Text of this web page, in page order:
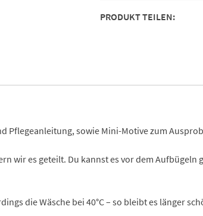
PRODUKT TEILEN:
Pflegeanleitung, sowie Mini-Motive zum
wir es geteilt. Du kannst es vor dem
die Wäsche bei 40°C – so bleibt es länger